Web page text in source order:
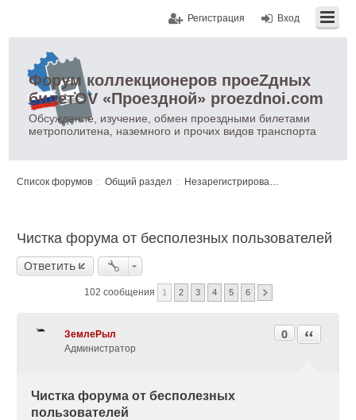
Вход
Регистрация
Форум коллекционеров проеZдных
билетOV «Проездной» proezdnoi.com
Обсуждение, изучение, обмен проездными билетами
метрополитена, наземного и прочих видов транспорта
Список форумов Общий раздел Незарегистрированным пользователям
Чистка форума от бесполезных пользователей
Ответить
102 сообщения 1 2 3 4 5 6
ЗемлеРыл
Администратор
Чистка форума от бесполезных
пользователей
0 Цитата